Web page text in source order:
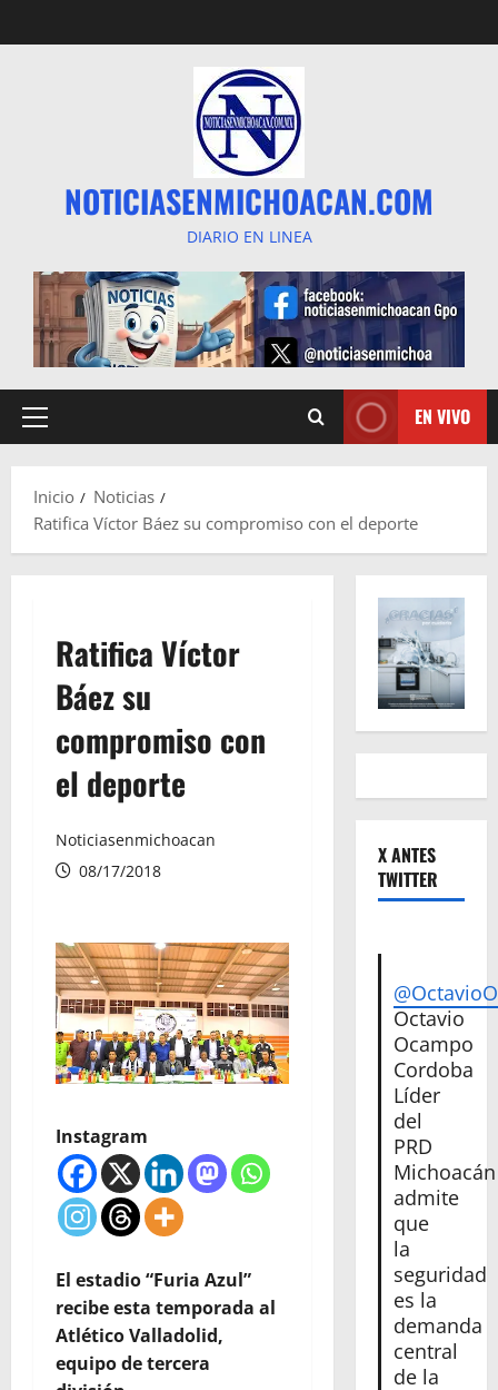
al
NOTICIASENMICHOACAN.COM
DIARIO EN LINEA
Menú
EN VIVO
Inicio
Noticias
Ratifica Víctor Báez su compromiso con el deporte
Ratifica Víctor
Báez su
compromiso con
el deporte
Noticiasenmichoacan
08/17/2018
Instagram
El estadio “Furia Azul”
recibe esta temporada al
Atlético Valladolid,
equipo de tercera
X ANTES
TWITTER
Octavio
Ocampo
Cordoba
Líder
del
PRD
Michoacán
admite
que
la
seguridad
es la
demanda
central
de la